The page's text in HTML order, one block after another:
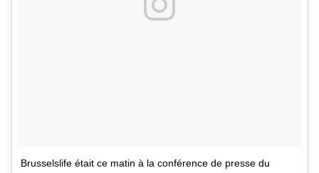
Brusselslife était ce matin à la conférence de presse du